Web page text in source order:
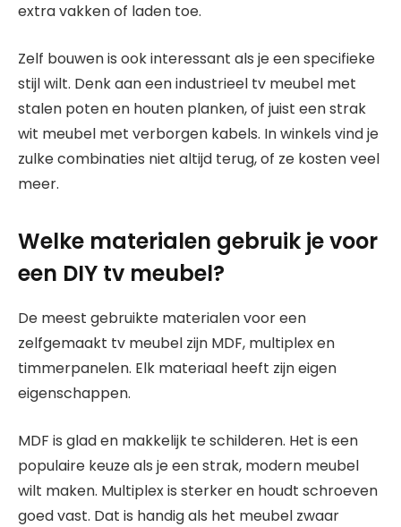
extra vakken of laden toe.
Zelf bouwen is ook interessant als je een specifieke
stijl wilt. Denk aan een industrieel tv meubel met
stalen poten en houten planken, of juist een strak
wit meubel met verborgen kabels. In winkels vind je
zulke combinaties niet altijd terug, of ze kosten veel
meer.
Welke materialen gebruik je voor
een DIY tv meubel?
De meest gebruikte materialen voor een
zelfgemaakt tv meubel zijn MDF, multiplex en
timmerpanelen. Elk materiaal heeft zijn eigen
eigenschappen.
MDF is glad en makkelijk te schilderen. Het is een
populaire keuze als je een strak, modern meubel
wilt maken. Multiplex is sterker en houdt schroeven
goed vast. Dat is handig als het meubel zwaar